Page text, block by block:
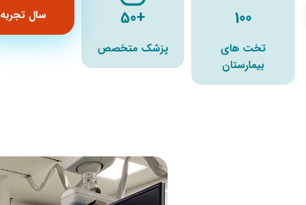
100
تخت های
بیمارستان
+50
پزشک متخصص
سال تجربه